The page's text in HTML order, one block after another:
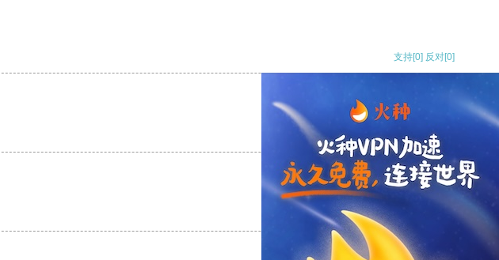
支持[0] 反对[0]
支持 反对
[0]